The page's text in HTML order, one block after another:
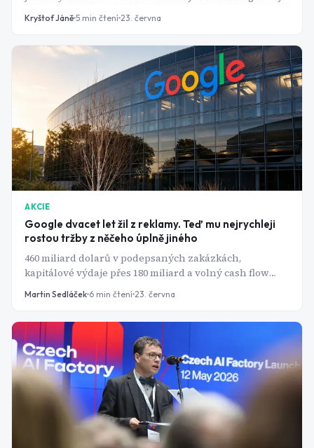
Pozornost investorů dnes drží jediné číslo, vedle
kterého působí i nový produkt jako bezvýznamný
Kryštof Jáně 5 min čtení 23. června
AKCIE
Google dvacet let žil z reklamy. Teď mu nejrychleji
rostou tržby z něčeho úplně jiného
460 miliard dolarů v podepsaných zakázkách,
kapitálové výdaje přes 180 miliard a volný cash flow
dolů o 47 %. Googlu rozjela AI tržby naplno - jen za
Martin Sedláček 6 min čtení 23. června